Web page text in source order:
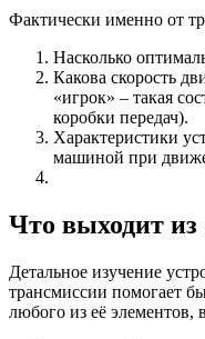
Фактически именно от
Насколько
Какова скорость
«игрок» – такая
коробки передач).
Характеристики
машиной при
Что выходит из
Детальное изучение
трансмиссии помогает
любого из её элементов,